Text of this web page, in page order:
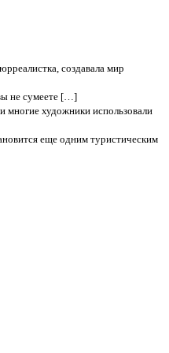
создавала мир
не сумеете […]
многие художники использовали
еще одним туристическим